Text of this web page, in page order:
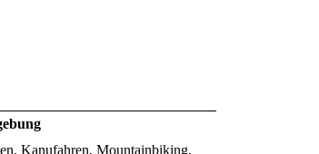
Kanufahren, Mountainbiking,